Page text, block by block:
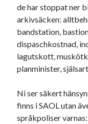
de har stoppat ner
arkivsäcken:
bandstation,
dispaschkostnad,
lagutskott,
planminister,
Ni ser säkert
finns i SAOL utan
språkpoliser